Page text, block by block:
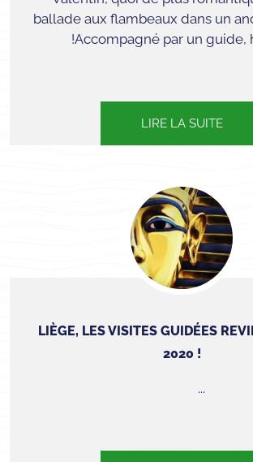
ballade aux flambeaux dans un
!Accompagné par un guide,
LIRE LA SUITE
LIÈGE, LES VISITES GUIDÉES
2020 !
...